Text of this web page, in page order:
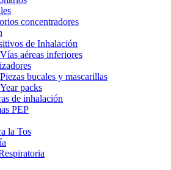
concentradores
de Inhalación
Vías aéreas inferiores
Piezas bucales y mascarillas
Year packs
de inhalación
PEP
la Tos